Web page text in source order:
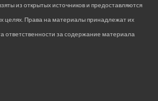
из открытых источников и предоставляются
целях. Права на материалы принадлежат их
ответственности за содержание материала